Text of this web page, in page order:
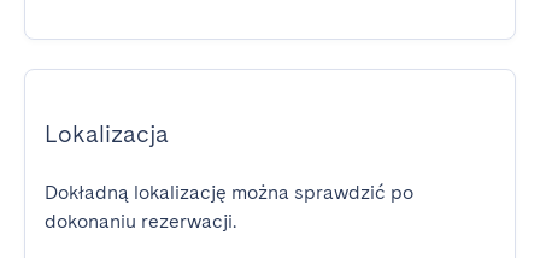
Lokalizacja
Dokładną lokalizację można sprawdzić po
dokonaniu rezerwacji.